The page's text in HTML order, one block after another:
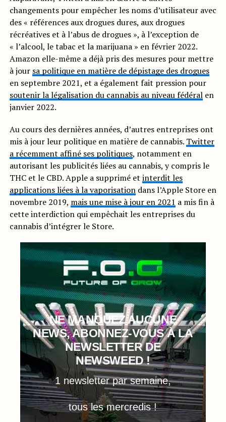
changements pour empêcher les noms d’utilisateur avec
des « références aux drogues dures, aux drogues
récréatives et à l’abus de drogues », à l’exception de
« l’alcool, le tabac et la marijuana » en février 2022.
Amazon elle-même a déjà pris des mesures pour mettre
à jour sa politique en matière de dépistage des drogues
en septembre 2021, et a également fait pression pour
soutenir la légalisation du cannabis au niveau fédéralen
janvier 2022.
Au cours des dernières années, d’autres entreprises ont
mis à jour leur politique en matière de cannabis. Twitter
a récemment affiné ses politiques, notamment en
autorisant les publicités liées au cannabis, y compris le
THC et le CBD. Apple a supprimé et interdit les
applications liées à la vaporisationdans l’Apple Store en
novembre 2019, mais une mise à jour en 2021 a mis fin à
cette interdiction qui empêchait les entreprises du
cannabis d’intégrer le Store.
NE MANQUEZ AUCUNE
NEWS, ABONNEZ-VOUS À LA
NEWSLETTER DE
NEWSWEED !
1 newsletter par semaine,
tous les mercredis !